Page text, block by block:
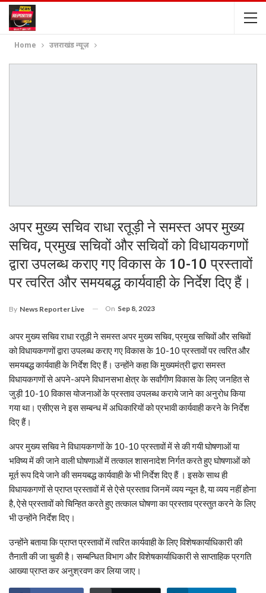
Home उत्तराखंड न्यूज़
अपर मुख्य सचिव राधा रतूड़ी ने समस्त अपर मुख्य
सचिव, प्रमुख सचिवों और सचिवों को विधायकगणों
द्वारा उपलब्ध कराए गए विकास के 10-10 प्रस्तावों
पर त्वरित और समयबद्ध कार्यवाही के निर्देश दिए हैं।
By News Reporter Live On Sep 8, 2023
अपर मुख्य सचिव राधा रतूड़ी ने समस्त अपर मुख्य सचिव, प्रमुख सचिवों और सचिवों
को विधायकगणों द्वारा उपलब्ध कराए गए विकास के 10-10 प्रस्तावों पर त्वरित और
समयबद्ध कार्यवाही के निर्देश दिए हैं। उन्होंने कहा कि मुख्यमंत्री द्वारा समस्त
विधायकगणों से अपने-अपने विधानसभा क्षेत्र के सर्वांगीण विकास के लिए जनहित से
जुड़ी 10-10 विकास योजनाओं के प्रस्ताव उपलब्ध कराये जाने का अनुरोध किया
गया था। एसीएस ने इस सम्बन्ध में अधिकारियों को प्रभावी कार्यवाही करने के निर्देश
दिए हैं।
अपर मुख्य सचिव ने विधायकगणों के 10-10 प्रस्तावों में से की गयी घोषणाओं या
भविष्य में की जाने वाली घोषणाओं में तत्काल शासनादेश निर्गत करते हुए घोषणाओं को
मूर्त रूप दिये जाने की समयबद्ध कार्यवाही के भी निर्देश दिए हैं । इसके साथ ही
विधायकगणों से प्राप्त प्रस्तावों में से ऐसे प्रस्ताव जिनमें व्यय न्यून है, या व्यय नहीं होना
है, ऐसे प्रस्तावों को चिन्हित करते हुए तत्काल घोषणा का प्रस्ताव प्रस्तुत करने के लिए
भी उन्होंने निर्देश दिए।
उन्होंने बताया कि प्राप्त प्रस्तावों में त्वरित कार्यवाही के लिए विशेषकार्याधिकारी की
तैनाती की जा चुकी है। सम्बन्धित विभाग और विशेषकार्याधिकारी से साप्ताहिक प्रगति
आख्या प्राप्त कर अनुश्रवण कर लिया जाए।